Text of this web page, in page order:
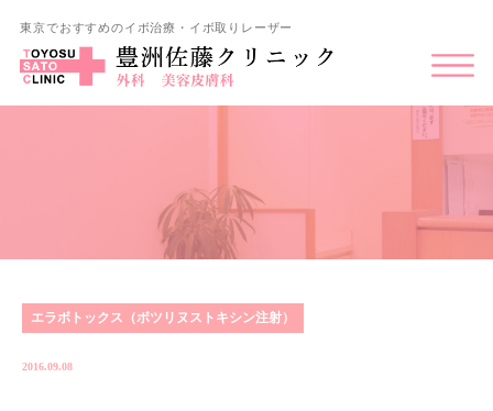
東京でおすすめのイボ治療・イボ取りレーザー
エラボトックス（ボツリヌストキシン注射）
2016.09.08